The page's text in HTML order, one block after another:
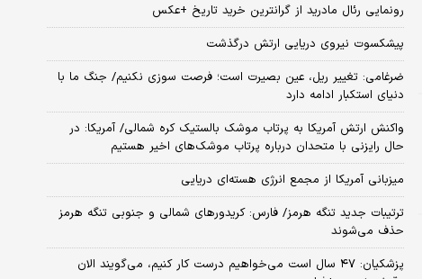
رونمایی رئال مادرید از گرانترین خرید تاریخ +عکس
پیشکسوت نیروی دریایی ارتش درگذشت
ضرغامی: تغییر ریل، عین بصیرت است؛ فرصت سوزی نکنیم/ جنگ ما با
دنیای استکبار ادامه دارد
واکنش ارتش آمریکا به پرتاب موشک بالستیک کره شمالی/ آمریکا: در
حال رایزنی با متحدان درباره پرتاب موشک‌های اخیر هستیم
میزبانی آمریکا از مجمع انرژی هسته‌ای دریایی
ترتیبات جدید تنگه هرمز/ فارس: کریدورهای شمالی و جنوبی تنگه هرمز
حذف می‌شوند
پزشکیان: ۴۷ سال است می‌خواهیم درست کار کنیم، می‌گویند الان